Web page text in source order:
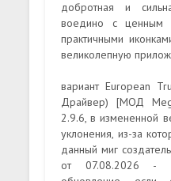
добротная и
воедино с ценным
практичными
великолепную
вариант European
Драйвер) [МОД
2.9.6, в измененной
уклонения, из-за
данный миг
от 07.08.2026 -